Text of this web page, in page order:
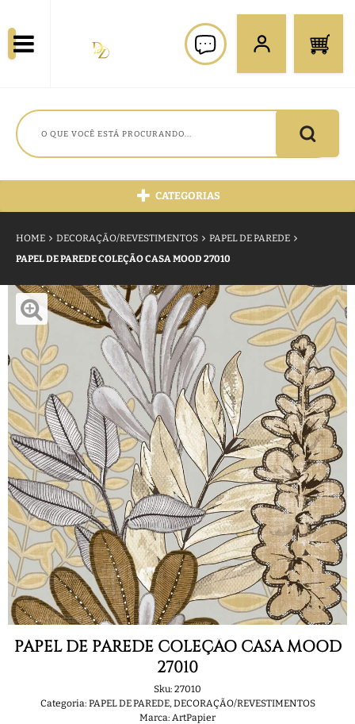
CATEGORIAS
HOME DECORAÇÃO/REVESTIMENTOS
PAPEL DE PAREDE
PAPEL DE PAREDE COLEÇÃO CASA MOOD 27010
PAPEL DE PAREDE COLEÇÃO CASA MOOD
27010
Sku: 27010
Categoria: PAPEL DE PAREDE,DECORAÇÃO/REVESTIMENTOS
Marca: ArtPapier